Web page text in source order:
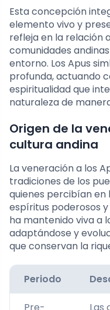
Esta concepción
elemento vivo y
refleja en la relación
comunidades
entorno. Los Apus
profunda, actuando
espiritualidad que
naturaleza de
Origen de la
cultura andina
La veneración a los
tradiciones de los
quienes percibían
espíritus poderosos
ha mantenido viva a
adaptándose y
que conservan la
Periodo
Pre-
Las